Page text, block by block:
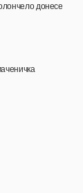
донесе